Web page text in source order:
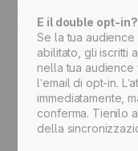
E il double opt-in?
Se la tua
abilitato, gli iscritti
nella tua audience
l’email di opt-in.
immediatamente,
conferma. Tienilo
della